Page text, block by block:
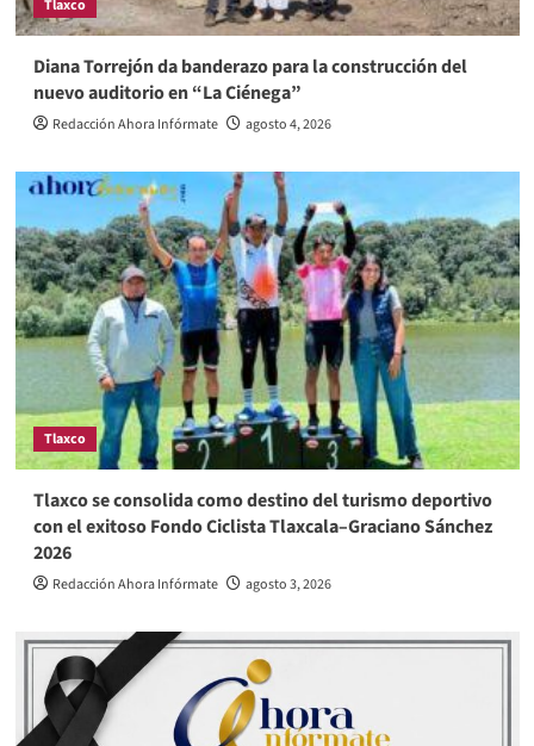
Tlaxco
Diana Torrejón da banderazo para la construcción del
nuevo auditorio en “La Ciénega”
Redacción Ahora Infórmate agosto 4, 2026
Tlaxco
Tlaxco se consolida como destino del turismo deportivo
con el exitoso Fondo Ciclista Tlaxcala–Graciano Sánchez
2026
Redacción Ahora Infórmate agosto 3, 2026